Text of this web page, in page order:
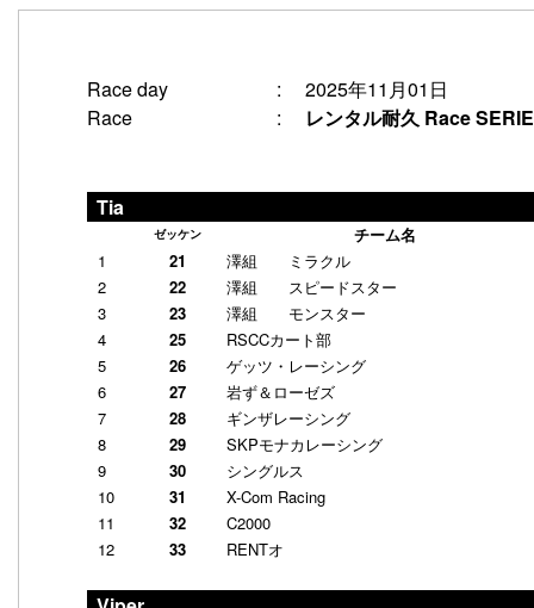
Race day :
2025年11月01日
Race
: レンタル耐久 Race
Tia
ゼッケン
チーム名
1
21
澤組 ミラクル
2
22
澤組 スピードスター
3
23
澤組 モンスター
4
25
RSCCカート部
5
26
ゲッツ・レーシング
6
27
岩ず＆ローゼズ
7
28
ギンザレーシング
8
29
SKPモナカレーシング
9
30
シングルス
10
31
X-Com Racing
11
32
C2000
12
33 RENTオ